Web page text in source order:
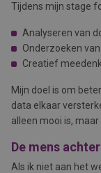
Tijdens mijn stage
Analyseren van
Onderzoeken
Creatief
Mijn doel is om
data elkaar
alleen mooi is,
De mens
Als ik niet aan het